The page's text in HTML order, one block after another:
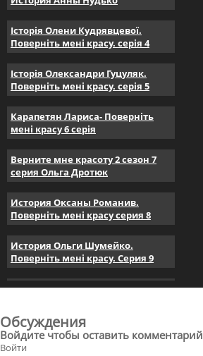
Історія Олени Кудрявцевої.
Поверніть мені красу. серія 4
Історія Олександри Гуцуляк.
Поверніть мені красу. серія 5
Карапетян Лариса- Поверніть
мені красу 6 серія
Верните мне красоту 2 сезон 7
серия Ольга Дротюк
История Оксаны Романив.
Поверніть мені красу серия 8
История Ольги Шумейко.
Поверніть мені красу. Серия 9
История Екатерины
серия 10.
История Александры Гарасюты
Обсуждения
Войдите чтобы оставить комментарий
Войти